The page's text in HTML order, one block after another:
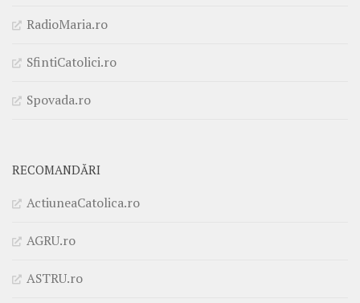
RadioMaria.ro
SfintiCatolici.ro
Spovada.ro
RECOMANDĂRI
ActiuneaCatolica.ro
AGRU.ro
ASTRU.ro